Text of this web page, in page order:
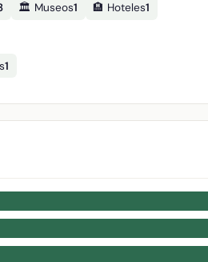
🏛️ Museos1 🏨 Hoteles1
1